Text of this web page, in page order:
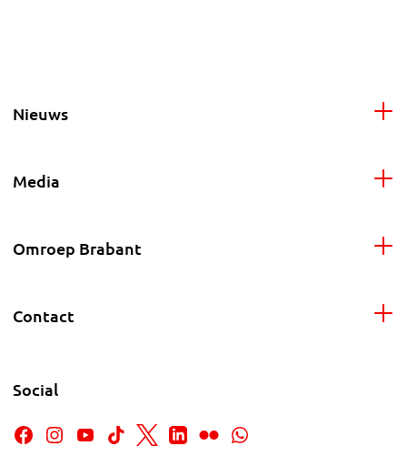
Nieuws
Media
Omroep Brabant
Contact
Social